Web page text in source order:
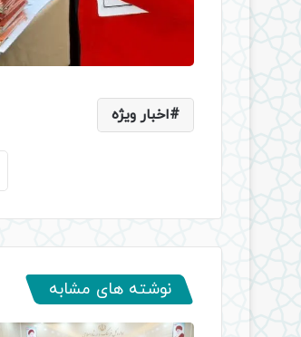
اخبار ویژه
نوشته های مشابه